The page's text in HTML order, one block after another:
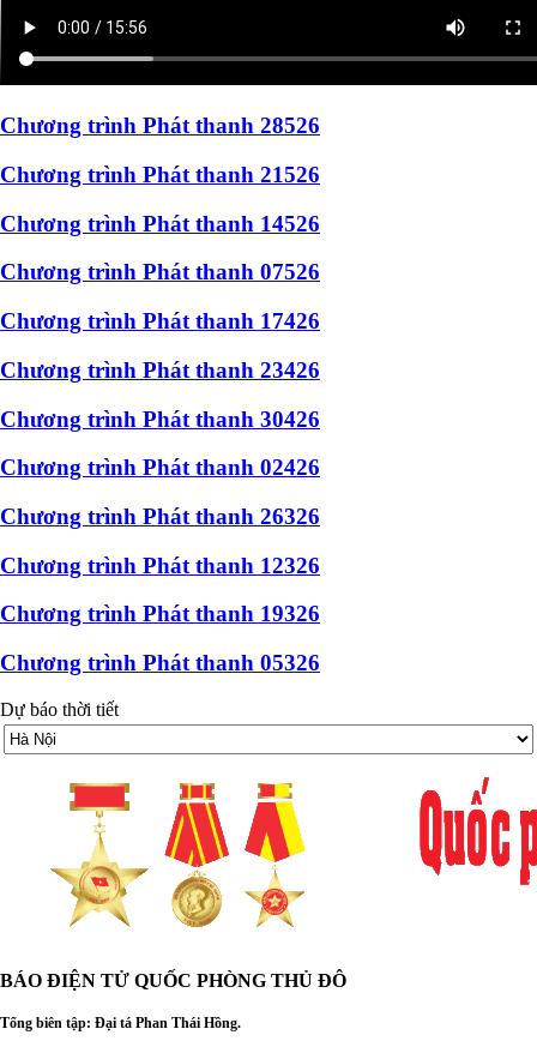
Chương trình Phát thanh 28526
Chương trình Phát thanh 21526
Chương trình Phát thanh 14526
Chương trình Phát thanh 07526
Chương trình Phát thanh 17426
Chương trình Phát thanh 23426
Chương trình Phát thanh 30426
Chương trình Phát thanh 02426
Chương trình Phát thanh 26326
Chương trình Phát thanh 12326
Chương trình Phát thanh 19326
Chương trình Phát thanh 05326
Dự báo thời tiết
BÁO ĐIỆN TỬ QUỐC PHÒNG THỦ ĐÔ
Tổng biên tập: Đại tá Phan Thái Hồng.